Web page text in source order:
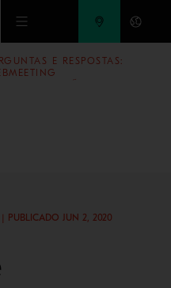
principal
- AGREGADOS
E RESPOSTAS:
PUBLICADO JUN 2, 2020